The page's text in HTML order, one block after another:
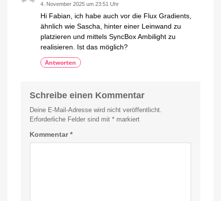
4. November 2025 um 23:51 Uhr
Hi Fabian, ich habe auch vor die Flux Gradients,
ähnlich wie Sascha, hinter einer Leinwand zu
platzieren und mittels SyncBox Ambilight zu
realisieren. Ist das möglich?
Antworten
Schreibe einen Kommentar
Deine E-Mail-Adresse wird nicht veröffentlicht.
Erforderliche Felder sind mit * markiert
Kommentar*